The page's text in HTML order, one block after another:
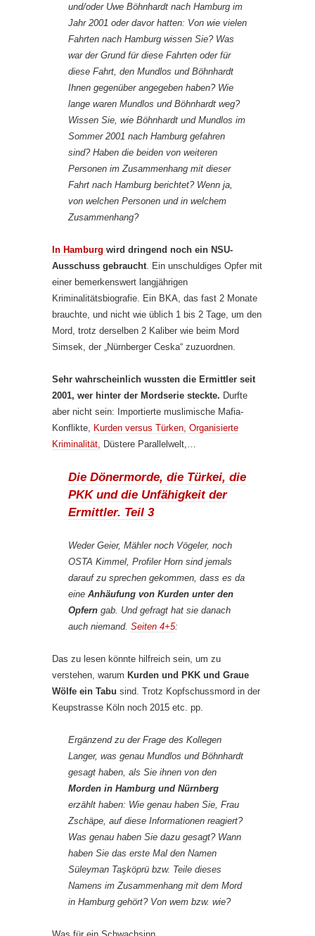
und/oder Uwe Böhnhardt nach Hamburg im
Jahr 2001 oder davor hatten: Von wie vielen
Fahrten nach Hamburg wissen Sie? Was
war der Grund für diese Fahrten oder für
diese Fahrt, den Mundlos und Böhnhardt
Ihnen gegenüber angegeben haben? Wie
lange waren Mundlos und Böhnhardt weg?
Wissen Sie, wie Böhnhardt und Mundlos im
Sommer 2001 nach Hamburg gefahren
sind? Haben die beiden von weiteren
Personen im Zusammenhang mit dieser
Fahrt nach Hamburg berichtet? Wenn ja,
von welchen Personen und in welchem
Zusammenhang?
In Hamburg wird dringend noch ein NSU-
Ausschuss gebraucht . Ein unschuldiges Opfer mit
einer bemerkenswert langjährigen
Kriminalitätsbiografie. Ein BKA, das fast 2 Monate
brauchte, und nicht wie üblich 1 bis 2 Tage, um den
Mord, trotz derselben 2 Kaliber wie beim Mord
Simsek, der „Nürnberger Ceska“ zuzuordnen.
Sehr wahrscheinlich wussten die Ermittler seit
2001, wer hinter der Mordserie steckte. Durfte
aber nicht sein: Importierte muslimische Mafia-
Konflikte,
Kurden versus Türken, Organisierte
Kriminalität,
Düstere Parallelwelt,…
Die Dönermorde, die Türkei, die
PKK und die Unfähigkeit der
Ermittler. Teil 3
Weder Geier, Mähler noch Vögeler, noch
OSTA Kimmel, Profiler Horn sind jemals
darauf zu sprechen gekommen, dass es da
eine Anhäufung von Kurden unter den
Opfern gab. Und gefragt hat sie danach
auch niemand. Seiten 4+5:
Das zu lesen könnte hilfreich sein, um zu
verstehen, warum Kurden und PKK und Graue
Wölfe ein Tabu sind. Trotz Kopfschussmord in der
Keupstrasse Köln noch 2015 etc. pp.
Ergänzend zu der Frage des Kollegen
Langer, was genau Mundlos und Böhnhardt
gesagt haben, als Sie ihnen von den
Morden in Hamburg und Nürnberg
erzählt haben: Wie genau haben Sie, Frau
Zschäpe, auf diese Informationen reagiert?
Was genau haben Sie dazu gesagt? Wann
haben Sie das erste Mal den Namen
Süleyman Taşköprü bzw. Teile dieses
Namens im Zusammenhang mit dem Mord
in Hamburg gehört? Von wem bzw. wie?